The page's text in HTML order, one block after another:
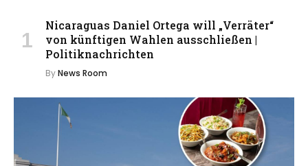
Nicaraguas Daniel Ortega will „Verräter“
von künftigen Wahlen ausschließen |
Politiknachrichten
ByNews Room